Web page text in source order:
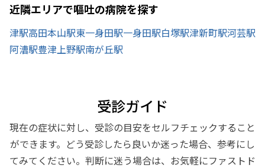
近隣エリアで嘔吐の病院を探す
津駅高田本山駅東一身田駅一身田駅白塚駅津新町駅河芸駅
阿漕駅豊津上野駅南が丘駅
受診ガイド
現在の症状に対し、受診の目安をセルフチェックすること
ができます。どう受診したら良いか迷った場合、参考にし
てみてください。判断に迷う場合は、お気軽にファストド